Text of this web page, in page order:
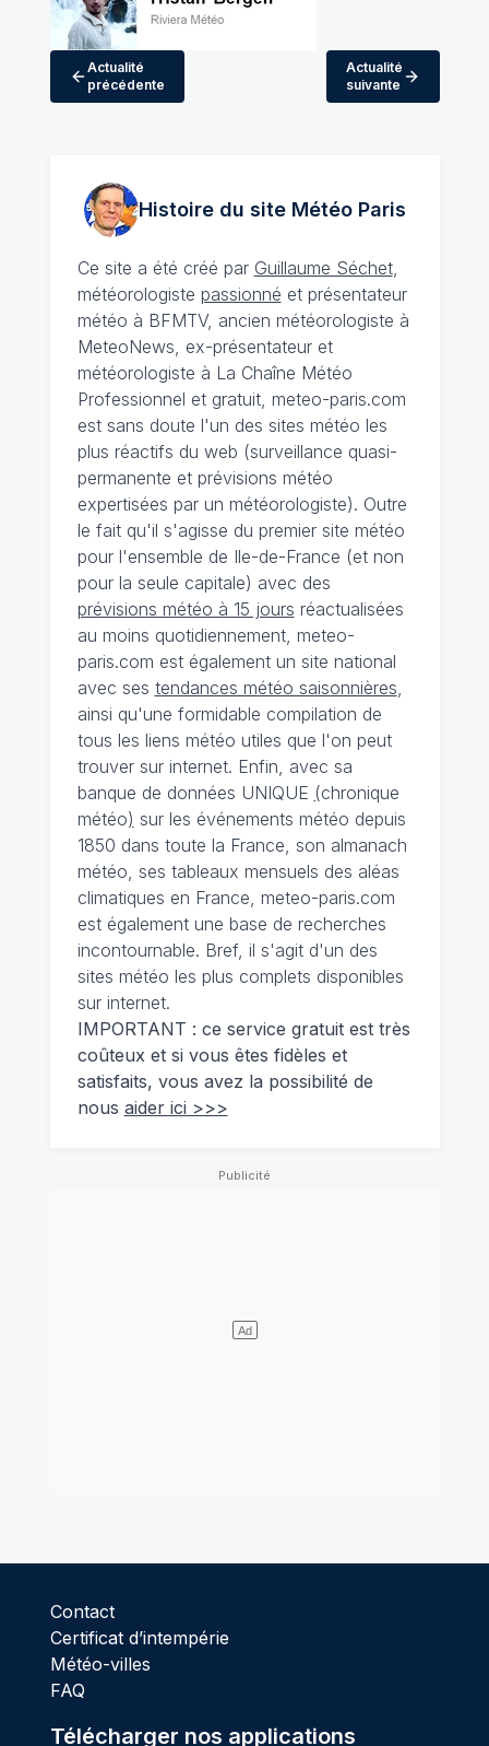
Actualité
précédente
Actualité
suivante
Histoire du site MétéoParis
Ce site a été créé par Guillaume Séchet,
météorologiste passionné et présentateur
météo à BFMTV, ancien météorologiste à
MeteoNews, ex-présentateur et
météorologiste à La Chaîne Météo
Professionnel et gratuit, meteo-paris.com
est sans doute l'un des sites météo les
plus réactifs du web (surveillance quasi-
permanente et prévisions météo
expertisées par un météorologiste). Outre
le fait qu'il s'agisse du premier site météo
pour l'ensemble de Ile-de-France (et non
pour la seule capitale) avec des
prévisions météo à 15 jours réactualisées
au moins quotidiennement, meteo-
paris.com est également un site national
avec ses tendances météo saisonnières,
ainsi qu'une formidable compilation de
tous les liens météo utiles que l'on peut
trouver sur internet. Enfin, avec sa
banque de données UNIQUE (chronique
météo) sur les événements météo depuis
1850 dans toute la France, son almanach
météo, ses tableaux mensuels des aléas
climatiques en France, meteo-paris.com
est également une base de recherches
incontournable. Bref, il s'agit d'un des
sites météo les plus complets disponibles
sur internet.
IMPORTANT : ce service gratuit est très
coûteux et si vous êtes fidèles et
satisfaits, vous avez la possibilité de
nous aider ici >>>
Contact
Certificat d’intempérie
Météo-villes
FAQ
Télécharger nos applications